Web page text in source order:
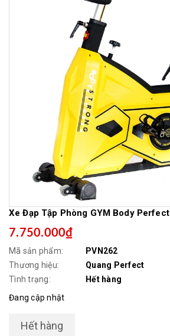
Xe Đạp Tập Phòng GYM Body Perfect
7.750.000₫
Mã sản phẩm:
PVN262
Thương hiệu:
Quang Perfect
Tình trạng:
Hết hàng
Đang cập nhật
Hết hàng